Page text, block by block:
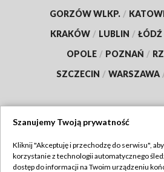
GORZÓW WLKP. /
KRAKÓW / LUBLIN / ŁÓDŹ
OPOLE / POZNAŃ /
SZCZECIN / WARSZAWA
TVP
Szanujemy Twoją prywatność
Kliknij "Akceptuję i przechodzę do serwisu",
korzystanie z technologii automatycznego
dostęp do informacji na Twoim urządzeniu